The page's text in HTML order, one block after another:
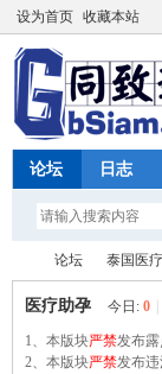
设为首页 收藏本站
论坛 日志
同 »
论坛
›
泰国医
医疗助孕 今日: 0
1、本版块严禁发布露
2、本版块严禁发布违